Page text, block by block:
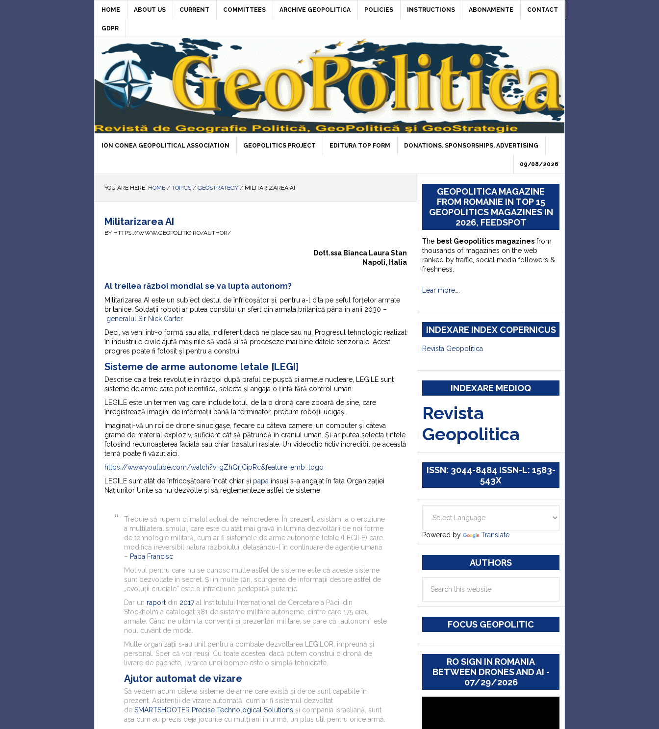
HOME ABOUT US CURRENT COMMITTEES ARCHIVE GEOPOLITICA POLICIES INSTRUCTIONS ABONAMENTE CONTACT
GDPR
ION CONEA GEOPOLITICAL ASSOCIATION GEOPOLITICS PROJECT EDITURA TOP FORM DONATIONS. SPONSORSHIPS. ADVERTISING
09/08/2026
YOU ARE HERE: HOME / TOPICS / GEOSTRATEGY / MILITARIZAREA AI
Militarizarea AI
BY HTTPS://WWW.GEOPOLITIC.RO/AUTHOR/
Dott.ssa Bianca Laura Stan
Napoli, Italia
Al treilea război mondial se va lupta autonom?
Militarizarea AI este un subiect destul de înfricoșător și, pentru a-l cita pe șeful forțelor armate
britanice. Soldații roboți ar putea constitui un sfert din armata britanică până în anii 2030 –
generalul Sir Nick Carter
Deci, va veni într-o formă sau alta, indiferent dacă ne place sau nu. Progresul tehnologic realizat
în industriile civile ajută mașinile să vadă și să proceseze mai bine datele senzoriale. Acest
progres poate fi folosit și pentru a construi
Sisteme de arme autonome letale [LEGI]
Descrise ca a treia revoluție în război după praful de pușcă și armele nucleare, LEGILE sunt
sisteme de arme care pot identifica, selecta și angaja o țintă fără control uman.
LEGILE este un termen vag care include totul, de la o dronă care zboară de sine, care
înregistrează imagini de informații până la terminator, precum roboții ucigași.
Imaginați-vă un roi de drone sinucigașe, fiecare cu câteva camere, un computer și câteva
grame de material exploziv, suficient cât să pătrundă în craniul uman. Și-ar putea selecta țintele
folosind recunoașterea facială sau chiar trăsături rasiale. Un videoclip fictiv incredibil pe această
temă poate fi văzut aici.
https://www.youtube.com/watch?v=gZhQrjCipRc&feature=emb_logo
LEGILE sunt atât de înfricoșătoare încât chiar și papa însuși s-a angajat în fața Organizației
Națiunilor Unite să nu dezvolte și să reglementeze astfel de sisteme
Trebuie să rupem climatul actual de neîncredere. În prezent, asistăm la o eroziune
a multilateralismului, care este cu atât mai gravă în lumina dezvoltării de noi forme
de tehnologie militară, cum ar fi sistemele de arme autonome letale (LEGILE) care
modifică ireversibil natura războiului, detașându-l în continuare de agenție umană
– Papa Francisc
Motivul pentru care nu se cunosc multe astfel de sisteme este că aceste sisteme
sunt dezvoltate în secret. Și în multe țări, scurgerea de informații despre astfel de
„evoluții cruciale” este o infracțiune pedepsită puternic.
Dar un raport din 2017al Institutului Internațional de Cercetare a Păcii din
Stockholm a catalogat 381 de sisteme militare autonome, dintre care 175 erau
armate. Când ne uităm la convenții și prezentări militare, se pare că „autonom” este
noul cuvânt de moda.
Multe organizații s-au unit pentru a combate dezvoltarea LEGILOR, împreună și
personal. Sper că vor reuși. Cu toate acestea, dacă putem construi o dronă de
livrare de pachete, livrarea unei bombe este o simplă tehnicitate.
Ajutor automat de vizare
Să vedem acum câteva sisteme de arme care există și de ce sunt capabile în
prezent. Asistenții de vizare automată, cum ar fi sistemul dezvoltat
de SMARTSHOOTER Precise Technological Solutions și compania israeliană, sunt
așa cum au prezis deja jocurile cu mulți ani în urmă, un plus util pentru orice armă.
GEOPOLITICA MAGAZINE
FROM ROMANIE IN TOP 15
GEOPOLITICS MAGAZINES IN
2026, FEEDSPOT
The best Geopolitics magazines from
thousands of magazines on the web
ranked by traffic, social media followers &
freshness.
Lear more….
INDEXARE INDEX COPERNICUS
Revista Geopolitica
INDEXARE MEDIOQ
Revista
Geopolitica
ISSN: 3044-8484 ISSN-L: 1583-
543X
Powered by Translate
AUTHORS
FOCUS GEOPOLITIC
RO SIGN IN ROMANIA
BETWEEN DRONES AND AI -
07/29/2026